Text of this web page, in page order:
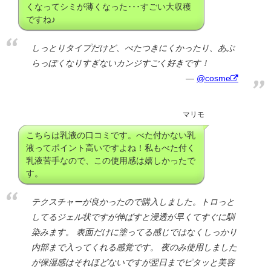
くなってシミが薄くなった･･･すごい大収穫
ですね♪
しっとりタイプだけど、べたつきにくかったり、あぶ
らっぽくなりすぎないカンジすごく好きです！
@cosme
マリモ
こちらは乳液の口コミです。べた付かない乳
液ってポイント高いですよね！私もべた付く
乳液苦手なので、この使用感は嬉しかったで
す。
テクスチャーが良かったので購入しました。トロっと
してるジェル状ですが伸ばすと浸透が早くてすぐに馴
染みます。 表面だけに塗ってる感じではなくしっかり
内部まで入ってくれる感覚です。 夜のみ使用しました
が保湿感はそれほどないですが翌日までピタッと美容